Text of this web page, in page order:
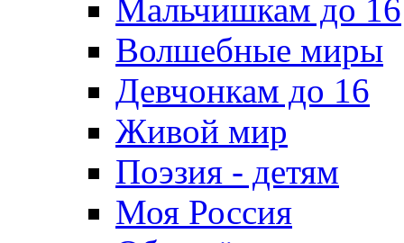
Мальчишкам до 16
Волшебные миры
Девчонкам до 16
Живой мир
Поэзия - детям
Моя Россия